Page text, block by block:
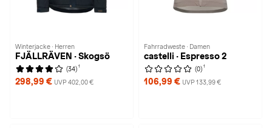
Winterjacke · Herren
FJÄLLRÄVEN · Skogsö
(34) 1
298,99 € UVP 402,00 €
Fahrradweste · Damen
castelli · Espresso 2
(0) 1
106,99 € UVP 133,99 €